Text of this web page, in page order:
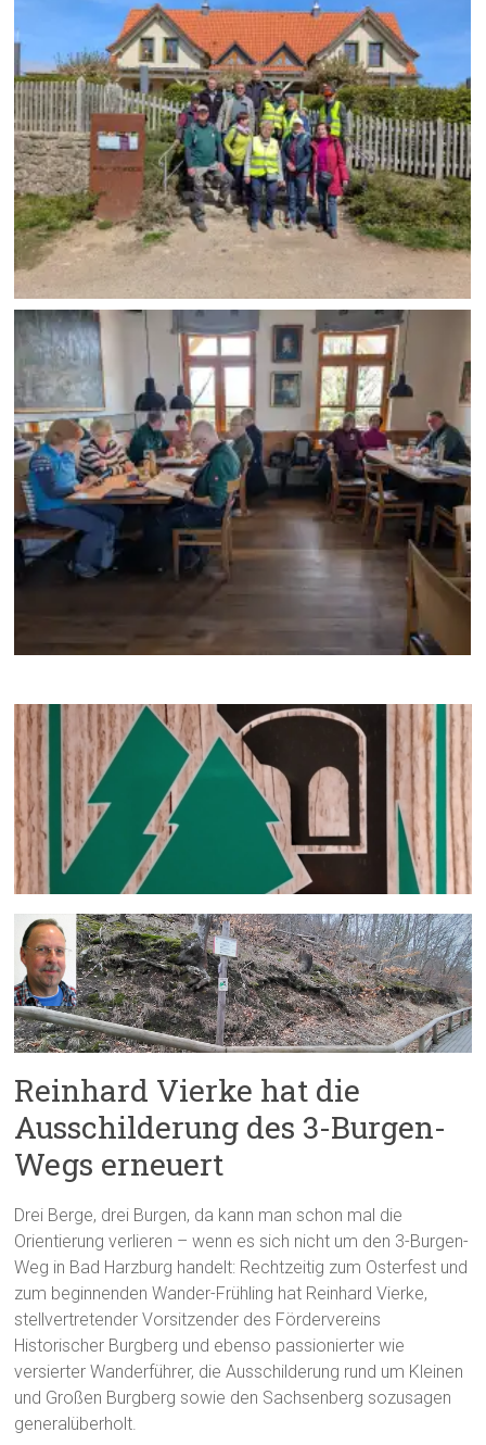
Reinhard Vierke hat die
Ausschilderung des 3-Burgen-
Wegs erneuert
Drei Berge, drei Burgen, da kann man schon mal die
Orientierung verlieren – wenn es sich nicht um den 3-Burgen-
Weg in Bad Harzburg handelt: Rechtzeitig zum Osterfest und
zum beginnenden Wander-Frühling hat Reinhard Vierke,
stellvertretender Vorsitzender des Fördervereins
Historischer Burgberg und ebenso passionierter wie
versierter Wanderführer, die Ausschilderung rund um Kleinen
und Großen Burgberg sowie den Sachsenberg sozusagen
generalüberholt.